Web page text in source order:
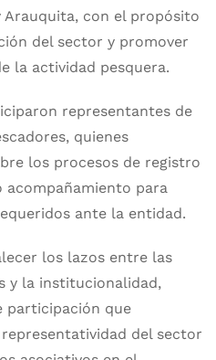
Arauquita, con el propósito
del sector y promover
la actividad pesquera.
representantes de
quienes
los procesos de registro
acompañamiento para
ante la entidad.
los lazos entre las
y la institucionalidad,
participación que
del sector